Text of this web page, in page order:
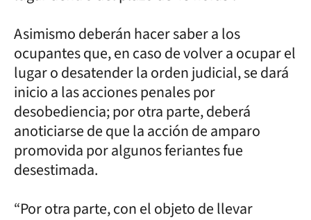
Asimismo deberán hacer saber a los
ocupantes que, en caso de volver a ocupar el
lugar o desatender la orden judicial, se dará
inicio a las acciones penales por
desobediencia; por otra parte, deberá
anoticiarse de que la acción de amparo
promovida por algunos feriantes fue
desestimada.
“Por otra parte, con el objeto de llevar